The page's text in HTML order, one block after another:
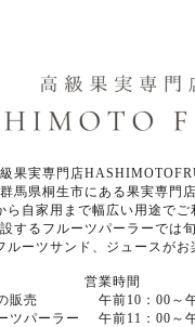
果実専門店
群馬県桐生市にある果実専門
ら自家用まで幅広い用途でご
するフルーツパーラーでは
ルーツサンド、ジュースがお
営業時間
販売 午前10：00～午
ツパーラー 午前11：00～